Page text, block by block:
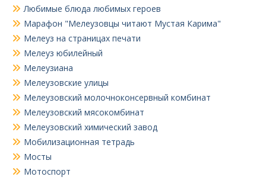
Любимые блюда любимых героев
Марафон "Мелеузовцы читают Мустая Карима"
Мелеуз на страницах печати
Мелеуз юбилейный
Мелеузиана
Мелеузовские улицы
Мелеузовский молочноконсервный комбинат
Мелеузовский мясокомбинат
Мелеузовский химический завод
Мобилизационная тетрадь
Мосты
Мотоспорт